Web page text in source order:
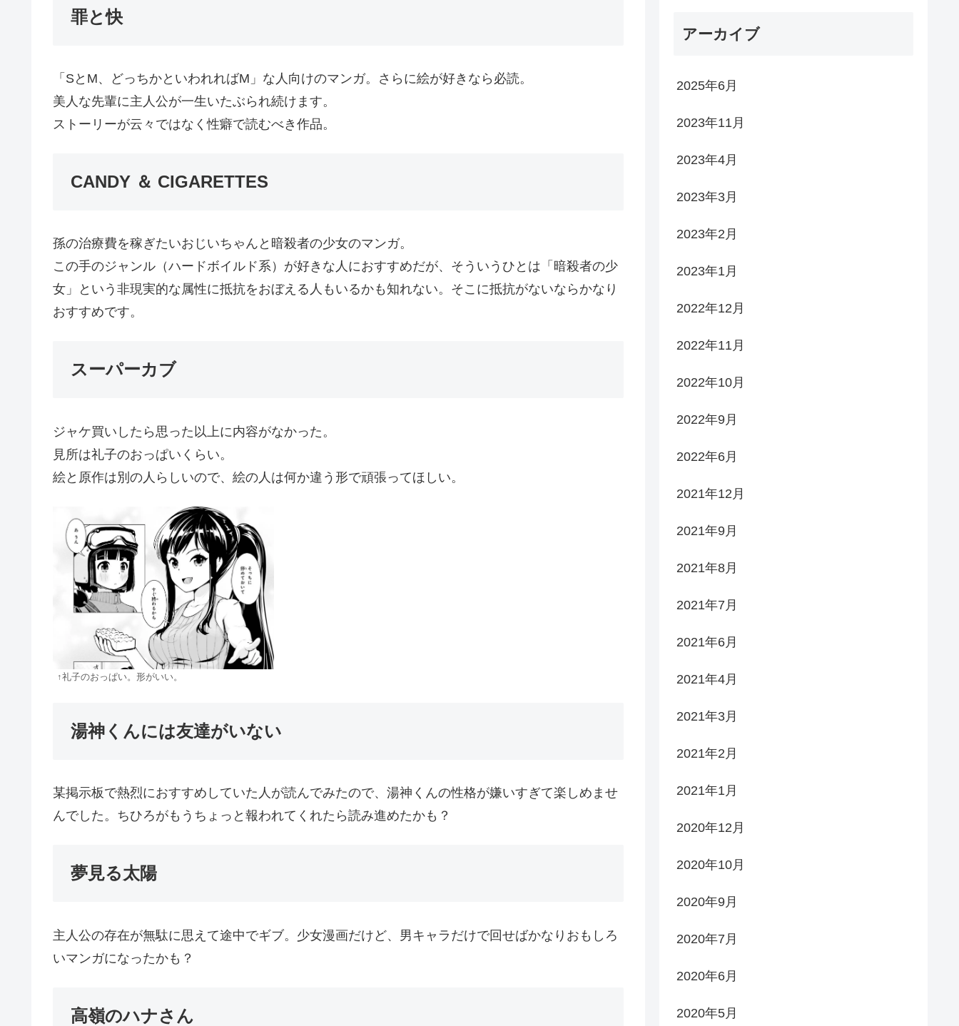
罪と快
「SとM、どっちかといわれればM」な人向けのマンガ。さらに絵が好きなら必読。
美人な先輩に主人公が一生いたぶられ続けます。
ストーリーが云々ではなく性癖で読むべき作品。
CANDY ＆ CIGARETTES
孫の治療費を稼ぎたいおじいちゃんと暗殺者の少女のマンガ。
この手のジャンル（ハードボイルド系）が好きな人におすすめだが、そういうひとは「暗殺者の少
女」という非現実的な属性に抵抗をおぼえる人もいるかも知れない。そこに抵抗がないならかなり
おすすめです。
スーパーカブ
ジャケ買いしたら思った以上に内容がなかった。
見所は礼子のおっぱいくらい。
絵と原作は別の人らしいので、絵の人は何か違う形で頑張ってほしい。
↑礼子のおっぱい。形がいい。
湯神くんには友達がいない
某掲示板で熱烈におすすめしていた人が読んでみたので、湯神くんの性格が嫌いすぎて楽しめませ
んでした。ちひろがもうちょっと報われてくれたら読み進めたかも？
夢見る太陽
主人公の存在が無駄に思えて途中でギブ。少女漫画だけど、男キャラだけで回せばかなりおもしろ
いマンガになったかも？
高嶺のハナさん
アーカイブ
2025年6月
2023年11月
2023年4月
2023年3月
2023年2月
2023年1月
2022年12月
2022年11月
2022年10月
2022年9月
2022年6月
2021年12月
2021年9月
2021年8月
2021年7月
2021年6月
2021年4月
2021年3月
2021年2月
2021年1月
2020年12月
2020年10月
2020年9月
2020年7月
2020年6月
2020年5月